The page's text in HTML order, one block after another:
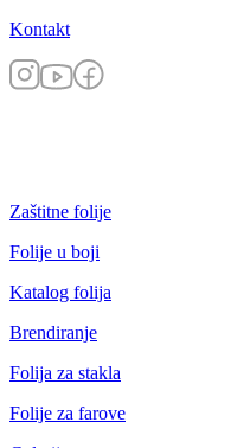
Kontakt
Zaštitne folije
Folije u boji
Katalog folija
Brendiranje
Folija za stakla
Folije za farove